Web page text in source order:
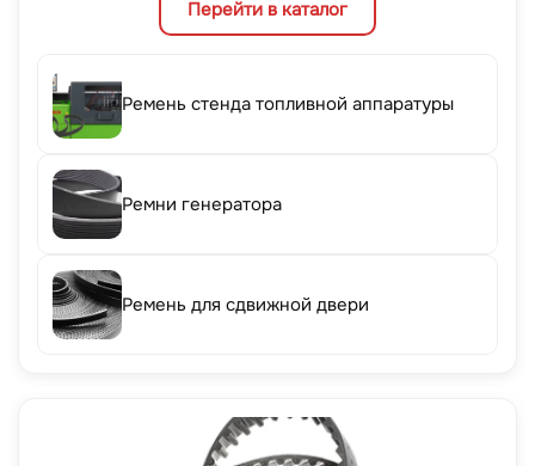
Перейти в каталог
Ремень стенда топливной аппаратуры
Ремни генератора
Ремень для сдвижной двери